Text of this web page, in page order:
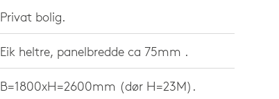
Privat bolig.
Eik heltre, panelbredde ca 75mm .
B=1800xH=2600mm (dør H=23M).